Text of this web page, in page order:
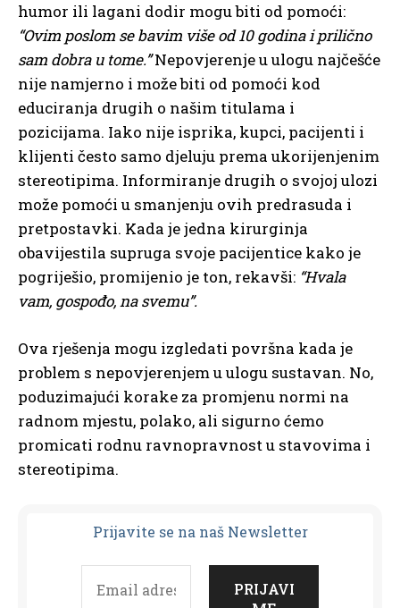
humor ili lagani dodir mogu biti od pomoći:
“Ovim poslom se bavim više od 10 godina i prilično
sam dobra u tome.”Nepovjerenje u ulogu najčešće
nije namjerno i može biti od pomoći kod
educiranja drugih o našim titulama i
pozicijama. Iako nije isprika, kupci, pacijenti i
klijenti često samo djeluju prema ukorijenjenim
stereotipima. Informiranje drugih o svojoj ulozi
može pomoći u smanjenju ovih predrasuda i
pretpostavki. Kada je jedna kirurginja
obavijestila supruga svoje pacijentice kako je
pogriješio, promijenio je ton, rekavši: “Hvala
vam, gospođo, na svemu”.
Ova rješenja mogu izgledati površna kada je
problem s nepovjerenjem u ulogu sustavan. No,
poduzimajući korake za promjenu normi na
radnom mjestu, polako, ali sigurno ćemo
promicati rodnu ravnopravnost u stavovima i
stereotipima.
Prijavite se na naš Newsletter